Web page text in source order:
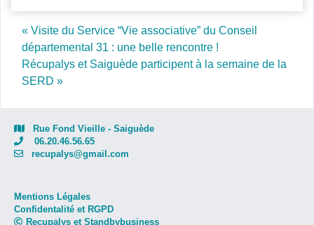
Post navigation
« Visite du Service “Vie associative” du Conseil
départemental 31 : une belle rencontre !
Récupalys et Saiguède participent à la semaine de la
SERD »
Rue Fond Vieille - Saiguède
06.20.46.56.65
recupalys@gmail.com
Mentions Légales
Confidentalité et RGPD
Recupalys et Standbybusiness